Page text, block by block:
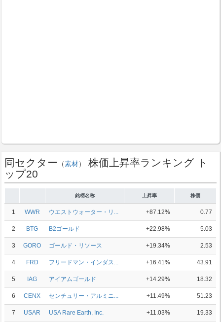
同セクター （素材）
株価上昇率ランキング ト
ップ20
銘柄名称 上昇率 株価
1 WWR ウエストウォーター・リ... +87.12% 0.77
2 BTG B2ゴールド +22.98% 5.03
3 GORO ゴールド・リソース +19.34% 2.53
4 FRD フリードマン・インダス... +16.41% 43.91
5 IAG アイアムゴールド +14.29% 18.32
6 CENX センチュリー・アルミニ... +11.49% 51.23
7 USAR USA Rare Earth, Inc. +11.03% 19.33